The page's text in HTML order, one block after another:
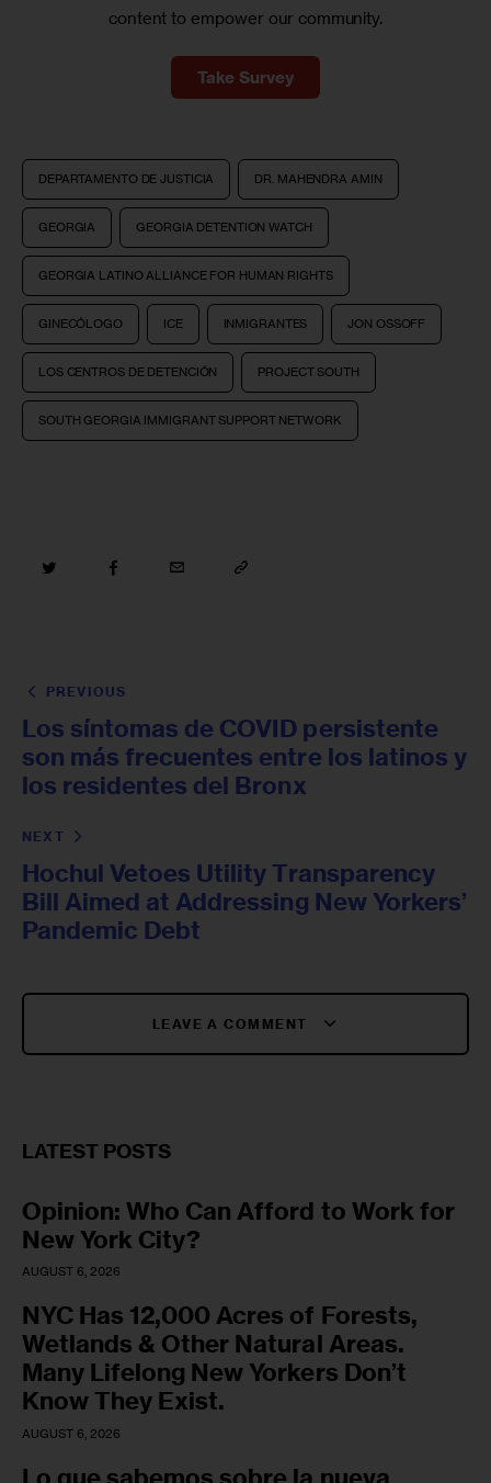
content to empower our community.
Take Survey
DEPARTAMENTO DE JUSTICIA DR. MAHENDRA AMIN
GEORGIA GEORGIA DETENTION WATCH
GEORGIA LATINO ALLIANCE FOR HUMAN RIGHTS
GINECÓLOGO ICE INMIGRANTES JON OSSOFF
LOS CENTROS DE DETENCIÓN PROJECT SOUTH
SOUTH GEORGIA IMMIGRANT SUPPORT NETWORK
PREVIOUS
Los síntomas de COVID persistente
son más frecuentes entre los latinos y
los residentes del Bronx
NEXT
Hochul Vetoes Utility Transparency
Bill Aimed at Addressing New Yorkers’
Pandemic Debt
LEAVE A COMMENT
LATEST POSTS
Opinion: Who Can Afford to Work for
New York City?
AUGUST 6, 2026
NYC Has 12,000 Acres of Forests,
Wetlands & Other Natural Areas.
Many Lifelong New Yorkers Don’t
Know They Exist.
AUGUST 6, 2026